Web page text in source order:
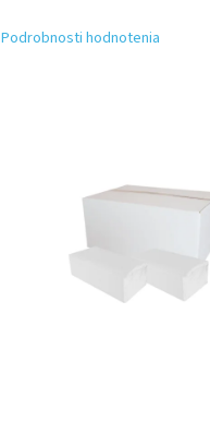
Podrobnosti hodnotenia